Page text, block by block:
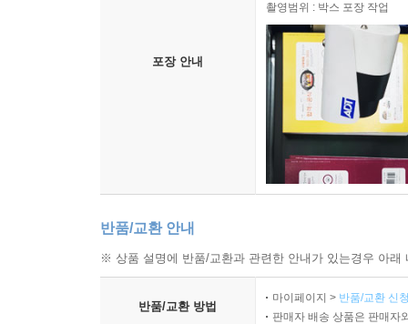
포장 안내
촬영범위 : 박스 포장 작업
반품/교환 안내
※ 상품 설명에 반품/교환과 관련한 안내가 있는경우 아
반품/교환 방법
마이페이지 > 반품/교환 신
판매자 배송 상품은 판매자